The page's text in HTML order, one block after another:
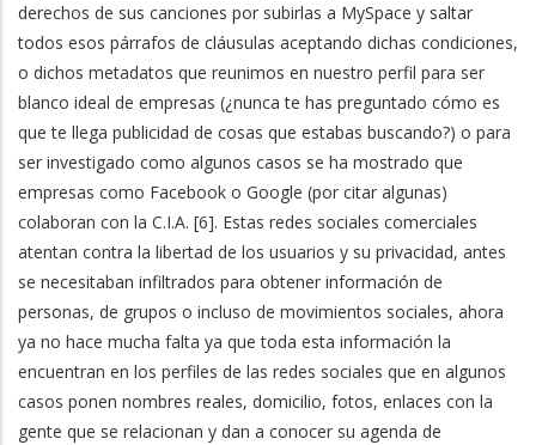
derechos de sus canciones por subirlas a MySpace y saltar
todos esos párrafos de cláusulas aceptando dichas condiciones,
o dichos metadatos que reunimos en nuestro perfil para ser
blanco ideal de empresas (¿nunca te has preguntado cómo es
que te llega publicidad de cosas que estabas buscando?) o para
ser investigado como algunos casos se ha mostrado que
empresas como Facebook o Google (por citar algunas)
colaboran con la C.I.A. [6]. Estas redes sociales comerciales
atentan contra la libertad de los usuarios y su privacidad, antes
se necesitaban infiltrados para obtener información de
personas, de grupos o incluso de movimientos sociales, ahora
ya no hace mucha falta ya que toda esta información la
encuentran en los perfiles de las redes sociales que en algunos
casos ponen nombres reales, domicilio, fotos, enlaces con la
gente que se relacionan y dan a conocer su agenda de